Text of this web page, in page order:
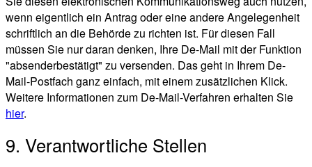
wenn eigentlich ein Antrag oder eine andere Angelegenheit
schriftlich an die Behörde zu richten ist. Für diesen Fall
müssen Sie nur daran denken, Ihre De-Mail mit der Funktion
"absenderbestätigt" zu versenden. Das geht in Ihrem De-
Mail-Postfach ganz einfach, mit einem zusätzlichen Klick.
Weitere Informationen zum De-Mail-Verfahren erhalten Sie
hier.
9. Verantwortliche Stellen